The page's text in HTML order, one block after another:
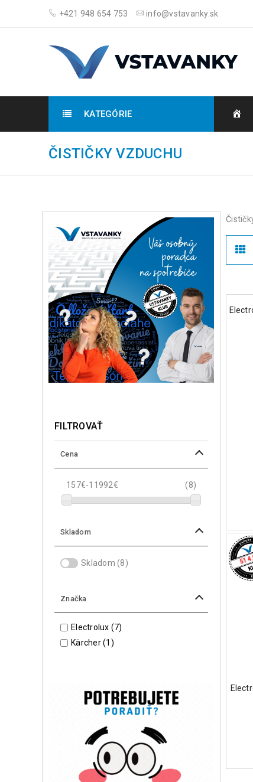
+421 948 654 753 info@vstavanky.sk
KATEGÓRIE
ČISTIČKY VZDUCHU
FILTROVAŤ
Cena
157€-11992€ (8)
Skladom
Skladom (8)
Značka
Electrolux (7)
Kärcher (1)